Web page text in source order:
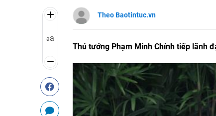
aa
Theo Baotintuc.vn
Thủ tướng Phạm Minh Chính tiếp lãnh